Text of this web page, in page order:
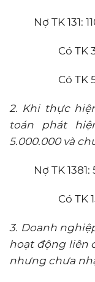
Nợ TK 131:
Có TK
Có TK
2. Khi thực
toán phát
5.000.000 và
Nợ TK
Có TK
3. Doanh
hoạt động liên
nhưng chưa